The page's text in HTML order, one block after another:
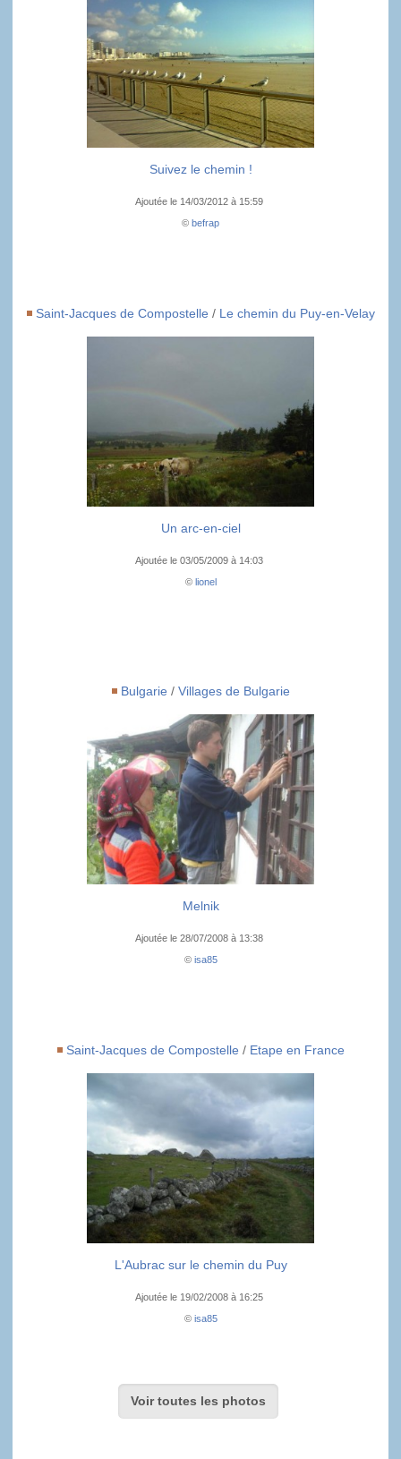
Suivez le chemin !
Ajoutée le 14/03/2012 à 15:59
© befrap
Saint-Jacques de Compostelle / Le chemin du Puy-en-Velay
Un arc-en-ciel
Ajoutée le 03/05/2009 à 14:03
© lionel
Bulgarie / Villages de Bulgarie
Melnik
Ajoutée le 28/07/2008 à 13:38
© isa85
Saint-Jacques de Compostelle / Etape en France
L'Aubrac sur le chemin du Puy
Ajoutée le 19/02/2008 à 16:25
© isa85
Voir toutes les photos